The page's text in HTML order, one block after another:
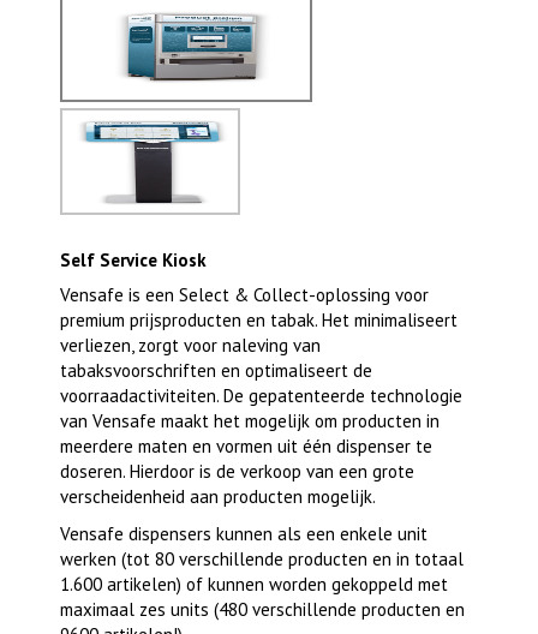
Self Service Kiosk
Vensafe is een Select & Collect-oplossing voor
premium prijsproducten en tabak. Het minimaliseert
verliezen, zorgt voor naleving van
tabaksvoorschriften en optimaliseert de
voorraadactiviteiten. De gepatenteerde technologie
van Vensafe maakt het mogelijk om producten in
meerdere maten en vormen uit één dispenser te
doseren. Hierdoor is de verkoop van een grote
verscheidenheid aan producten mogelijk.
Vensafe dispensers kunnen als een enkele unit
werken (tot 80 verschillende producten en in totaal
1.600 artikelen) of kunnen worden gekoppeld met
maximaal zes units (480 verschillende producten en